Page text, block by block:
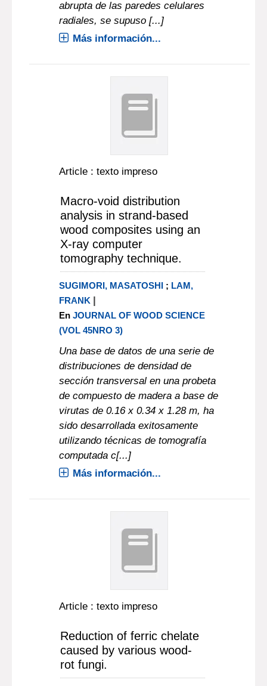
abrupta de las paredes celulares
radiales, se supuso [...]
Más información...
Article : texto impreso
Macro-void distribution
analysis in strand-based
wood composites using an
X-ray computer
tomography technique.
SUGIMORI, MASATOSHI; LAM,
FRANK |
En JOURNAL OF WOOD SCIENCE
(VOL 45NRO 3)
Una base de datos de una serie de
distribuciones de densidad de
sección transversal en una probeta
de compuesto de madera a base de
virutas de 0.16 x 0.34 x 1.28 m, ha
sido desarrollada exitosamente
utilizando técnicas de tomografía
computada c[...]
Más información...
Article : texto impreso
Reduction of ferric chelate
caused by various wood-
rot fungi.